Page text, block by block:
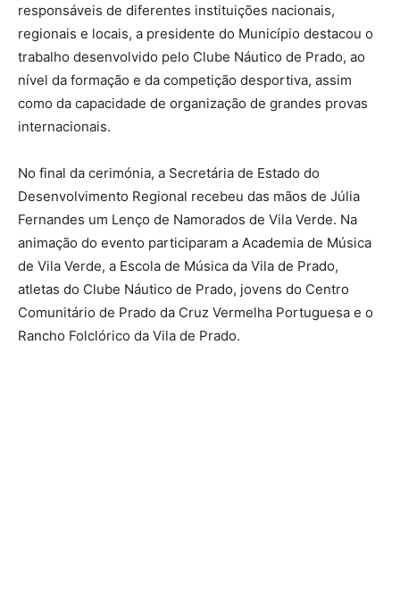
responsáveis de diferentes instituições nacionais,
regionais e locais, a presidente do Município destacou o
trabalho desenvolvido pelo Clube Náutico de Prado, ao
nível da formação e da competição desportiva, assim
como da capacidade de organização de grandes provas
internacionais.
No final da cerimónia, a Secretária de Estado do
Desenvolvimento Regional recebeu das mãos de Júlia
Fernandes um Lenço de Namorados de Vila Verde. Na
animação do evento participaram a Academia de Música
de Vila Verde, a Escola de Música da Vila de Prado,
atletas do Clube Náutico de Prado, jovens do Centro
Comunitário de Prado da Cruz Vermelha Portuguesa e o
Rancho Folclórico da Vila de Prado.